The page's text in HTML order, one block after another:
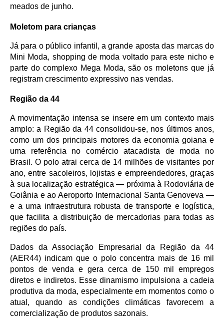
meados de junho.
Moletom para crianças
Já para o público infantil, a grande aposta das marcas do
Mini Moda, shopping de moda voltado para este nicho e
parte do complexo Mega Moda, são os moletons que já
registram crescimento expressivo nas vendas.
Região da 44
A movimentação intensa se insere em um contexto mais
amplo: a Região da 44 consolidou-se, nos últimos anos,
como um dos principais motores da economia goiana e
uma referência no comércio atacadista de moda no
Brasil. O polo atrai cerca de 14 milhões de visitantes por
ano, entre sacoleiros, lojistas e empreendedores, graças
à sua localização estratégica — próxima à Rodoviária de
Goiânia e ao Aeroporto Internacional Santa Genoveva —
e a uma infraestrutura robusta de transporte e logística,
que facilita a distribuição de mercadorias para todas as
regiões do país.
Dados da Associação Empresarial da Região da 44
(AER44) indicam que o polo concentra mais de 16 mil
pontos de venda e gera cerca de 150 mil empregos
diretos e indiretos. Esse dinamismo impulsiona a cadeia
produtiva da moda, especialmente em momentos como o
atual, quando as condições climáticas favorecem a
comercialização de produtos sazonais.